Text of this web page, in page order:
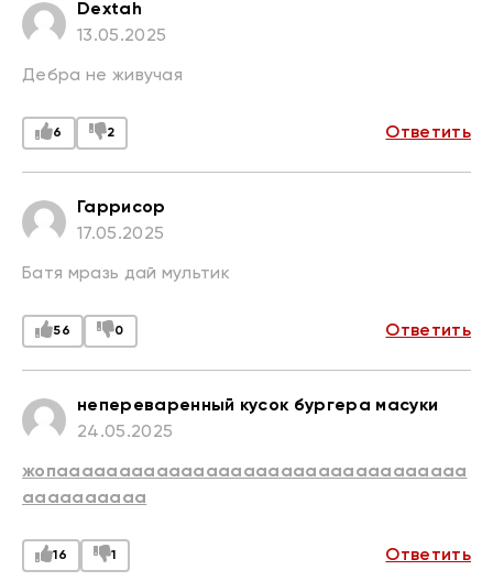
Dextah
13.05.2025
Дебра не живучая
6 2 Ответить
Гаррисор
17.05.2025
Батя мразь дай мультик
56 0 Ответить
непереваренный кусок бургера масуки
24.05.2025
жопааааааааааааааааааааааааааааааааа
аааааааааа
16 1 Ответить